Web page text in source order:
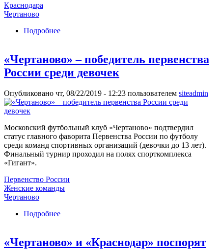
Краснодара
Чертаново
Подробнее
«Чертаново» – победитель первенства
России среди девочек
Опубликовано чт, 08/22/2019 - 12:23 пользователем siteadmin
Московский футбольный клуб «Чертаново» подтвердил
статус главного фаворита Первенства России по футболу
среди команд спортивных организаций (девочки до 13 лет).
Финальный турнир проходил на полях спорткомплекса
«Гигант».
Первенство России
Женские команды
Чертаново
Подробнее
«Чертаново» и «Краснодар» поспорят